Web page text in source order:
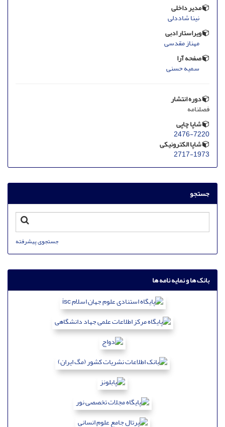
مدیر داخلی
نینا شاددلی
ویراستار ادبی
مهناز مقدسی
صفحه آرا
سمیه حسنی
دوره انتشار
فصلنامه
شاپا چاپی
2476-7220
شاپا الکترونیکی
2717-1973
جستجو
جستجوی پیشرفته
بانک ها و نمایه نامه ها